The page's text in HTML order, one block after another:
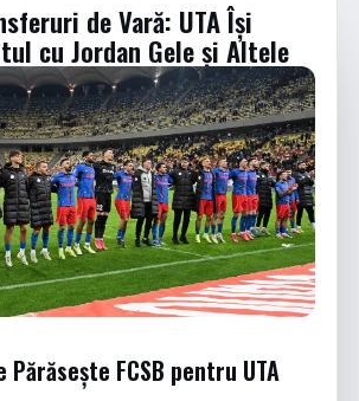
de Vară: UTA Își
cu Jordan Gele și Altele
Părăsește FCSB pentru UTA